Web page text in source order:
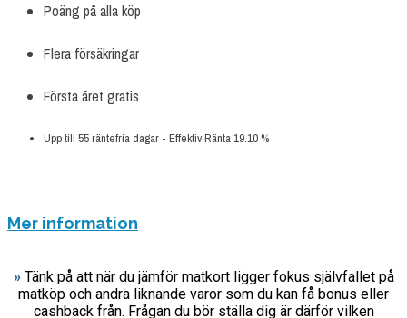
Poäng på alla köp
Flera försäkringar
Första året gratis
Upp till 55 räntefria dagar - Effektiv Ränta 19.10 %
Mer information
»Tänk på att när du jämför matkort ligger fokus självfallet på
matköp och andra liknande varor som du kan få bonus eller
cashback från. Frågan du bör ställa dig är därför vilken